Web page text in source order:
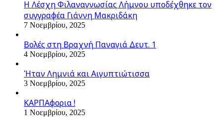
Η Λέσχη Φιλαναγνωσίας Λήμνου υποδέχθηκε τον
συγγραφέα Γιάννη Μακριδάκη
7 Νοεμβρίου, 2025
Βολές στη Βραχνή Παναγιά Δευτ. 1
4 Νοεμβρίου, 2025
Ήταν Λημνιά και Αιγυπτιώτισσα
3 Νοεμβρίου, 2025
ΚΑΡΠΑφορια !
1 Νοεμβρίου, 2025